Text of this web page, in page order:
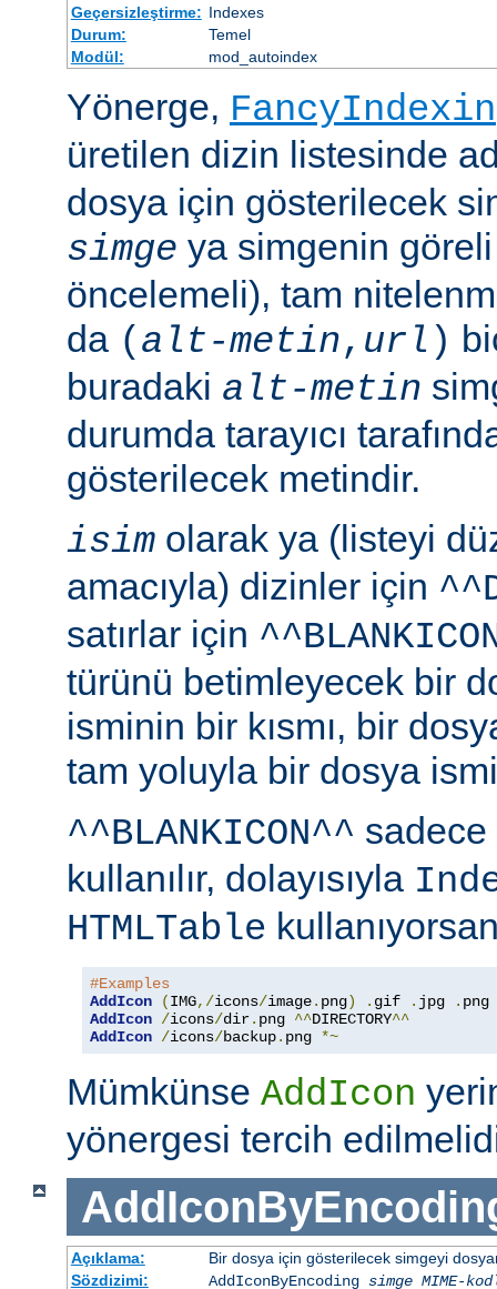
Geçersizleştirme: Indexes
Durum:
Temel
Modül:
mod_autoindex
Yönerge,
üretilen dizin listesinde
dosya için gösterilecek
simge ya simgenin göreli
öncelemeli), tam
da ( alt-metin, url )
buradaki alt-metin
durumda tarayıcı
gösterilecek metindir.
isim olarak ya (listeyi
amacıyla) dizinler için
satırlar için
türünü betimleyecek bir
isminin bir kısmı, bir
tam yoluyla bir dosya
^^BLANKICON^^
kullanılır, dolayısıyla
HTMLTable
#Examples
AddIcon
(IMG,/icons/image. png) . gif . jpg .
AddIcon /icons/dir. png ^^DIRECTORY^^
AddIcon /icons/backup. png *~
Mümkünse AddIcon
yönergesi tercih
Açıklama:
Bir dosya için gösterilecek simgeyi
Sözdizimi:
AddIconByEncoding simge MIME-